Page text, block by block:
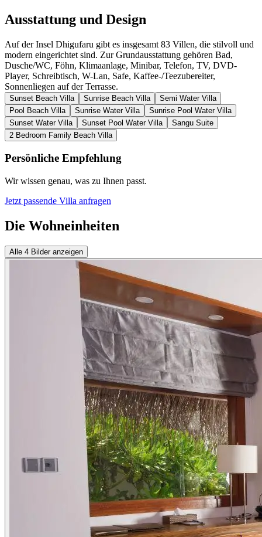
Ausstattung und Design
Auf der Insel Dhigufaru gibt es insgesamt 83 Villen, die stilvoll und
modern eingerichtet sind. Zur Grundausstattung gehören Bad,
Dusche/WC, Föhn, Klimaanlage, Minibar, Telefon, TV, DVD-
Player, Schreibtisch, W-Lan, Safe, Kaffee-/Teezubereiter,
Sonnenliegen auf der Terrasse.
Sunset Beach Villa Sunrise Beach Villa
Semi Water Villa
Pool Beach Villa
Sunrise Water Villa
Sunrise Pool Water Villa
Sunset Water Villa
Sunset Pool Water Villa
Sangu Suite
2 Bedroom Family Beach Villa
Persönliche Empfehlung
Wir wissen genau, was zu Ihnen passt.
Jetzt passende Villa anfragen
Die Wohneinheiten
Alle 4 Bilder anzeigen